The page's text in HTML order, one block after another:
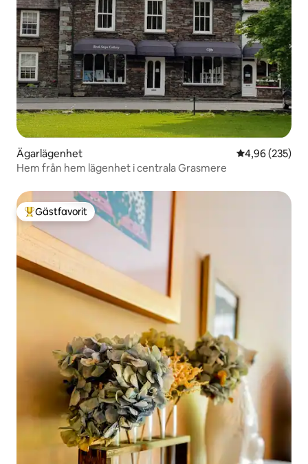
Ägarlägenhet 4,96 av 5 i
4,96 (235)
Hem från hem lägenhet i centrala Grasmere
Populär gästfavorit
Gästfavorit